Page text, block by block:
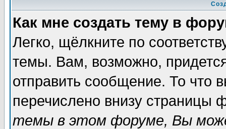
Как мне создать тему в
Легко, щёлкните по
темы. Вам, возможно,
отправить сообщение. То что
перечислено внизу страницы
темы в этом форуме, Вы